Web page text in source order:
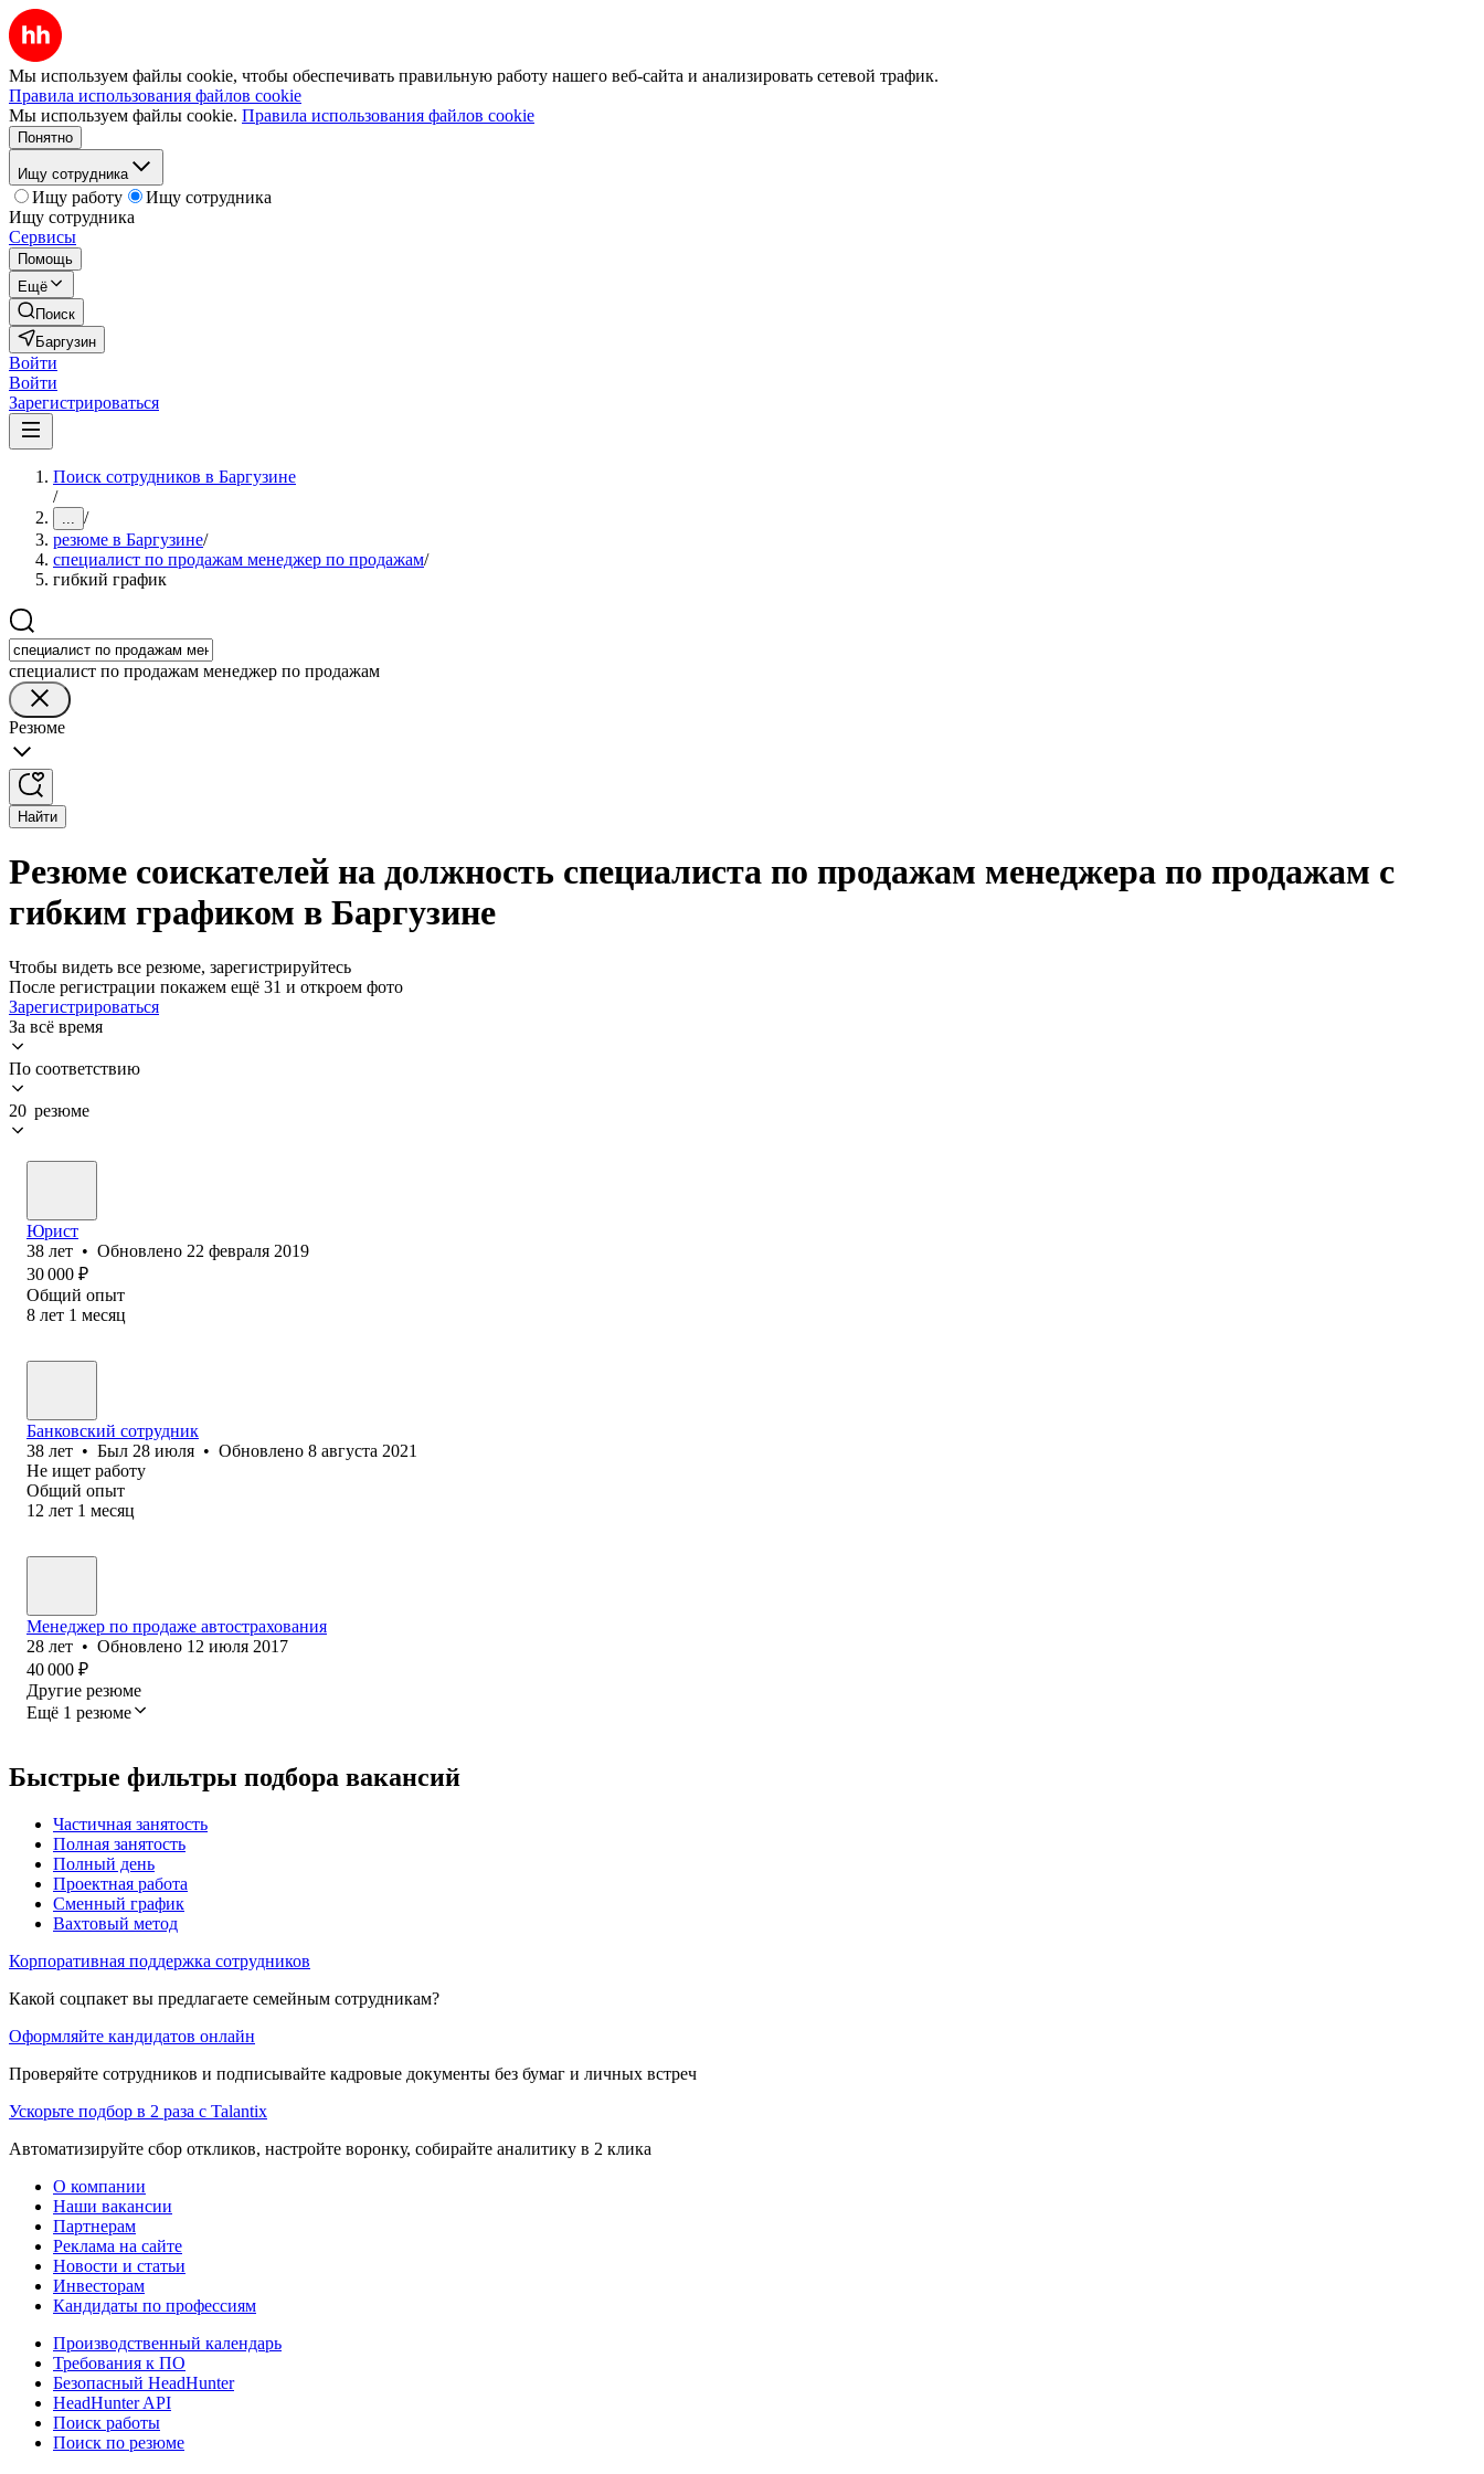
Мы используем файлы cookie, чтобы обеспечивать правильную работу нашего веб-сайта и анализировать сетевой трафик.
Правила использования файлов cookie
Мы используем файлы cookie. Правила использования файлов cookie
Понятно
Ищу сотрудника
Ищу работу
Ищу сотрудника
Ищу сотрудника
Сервисы
Помощь
Ещё
Поиск
Баргузин
Войти
Войти
Зарегистрироваться
Поиск сотрудников в Баргузине
/
... /
резюме в Баргузине/
специалист по продажам менеджер по продажам/
гибкий график
специалист по продажам менеджер по продажам
Резюме
Найти
Резюме соискателей на должность специалиста по продажам менеджера по продажам с
гибким графиком в Баргузине
Чтобы видеть все резюме, зарегистрируйтесь
После регистрации покажем ещё 31 и откроем фото
Зарегистрироваться
За всё время
По соответствию
20 резюме
Юрист
38 лет • Обновлено 22 февраля 2019
30 000 ₽
Общий опыт
8 лет 1 месяц
Банковский сотрудник
38 лет • Был 28 июля • Обновлено 8 августа 2021
Не ищет работу
Общий опыт
12 лет 1 месяц
Менеджер по продаже автострахования
28 лет • Обновлено 12 июля 2017
40 000 ₽
Другие резюме
Ещё 1 резюме
Быстрые фильтры подбора вакансий
Частичная занятость
Полная занятость
Полный день
Проектная работа
Сменный график
Вахтовый метод
Корпоративная поддержка сотрудников
Какой соцпакет вы предлагаете семейным сотрудникам?
Оформляйте кандидатов онлайн
Проверяйте сотрудников и подписывайте кадровые документы без бумаг и личных встреч
Ускорьте подбор в 2 раза с Talantix
Автоматизируйте сбор откликов, настройте воронку, собирайте аналитику в 2 клика
О компании
Наши вакансии
Партнерам
Реклама на сайте
Новости и статьи
Инвесторам
Кандидаты по профессиям
Производственный календарь
Требования к ПО
Безопасный HeadHunter
HeadHunter API
Поиск работы
Поиск по резюме